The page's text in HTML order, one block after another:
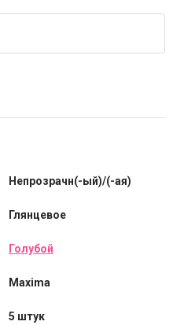
Непрозрачн(-ый)/(-ая)
Глянцевое
Голубой
Maxima
5 штук